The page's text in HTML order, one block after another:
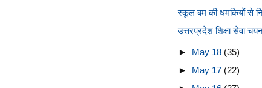
स्कूल बम की धमकियों से
उत्तरप्रदेश शिक्षा सेवा
► May 18 (35)
► May 17 (22)